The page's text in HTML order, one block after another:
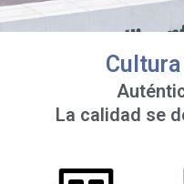
La calidad se